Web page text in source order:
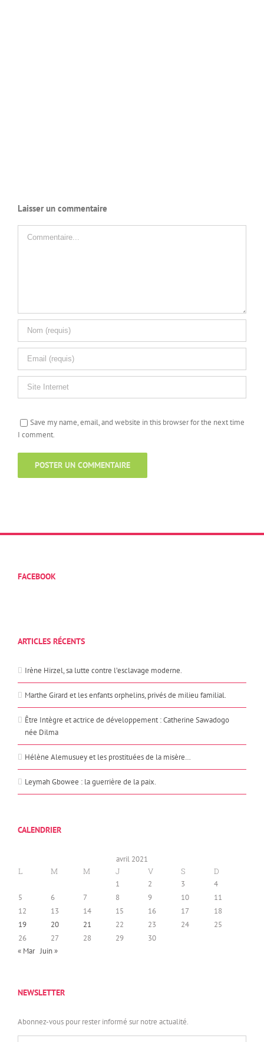
Laisser un commentaire
Save my name, email, and website in this browser for the next time
I comment.
FACEBOOK
ARTICLES RÉCENTS
Irène Hirzel, sa lutte contre l’esclavage moderne.
Marthe Girard et les enfants orphelins, privés de milieu familial.
Être Intègre et actrice de développement : Catherine Sawadogo
née Dilma
Hélène Alemusuey et les prostituées de la misère…
Leymah Gbowee : la guerrière de la paix.
CALENDRIER
avril 2021
L M M J V S D
1 2 3
4
5
6 7 8 9 10
11
12
13 14 15 16 17
18
19
20 21 22 23 24
25
26
27 28 29
30
« Mar Juin »
NEWSLETTER
Abonnez-vous pour rester informé sur notre actualité.